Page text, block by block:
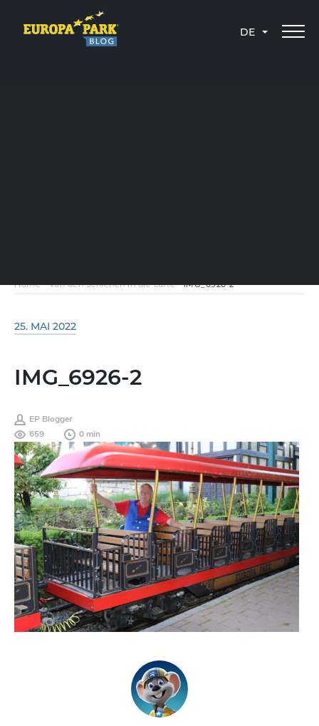
DE
Home-Von den Schienen in die Lüfte-IMG_6926-2
25. MAI 2022
IMG_6926-2
EP Blogger
659
0 min